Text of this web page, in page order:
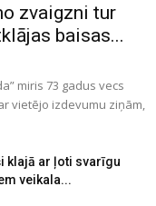
zvaigzni tur
baisas...
miris 73 gadus vecs
vietējo izdevumu ziņām,
klajā ar ļoti svarīgu
veikala...